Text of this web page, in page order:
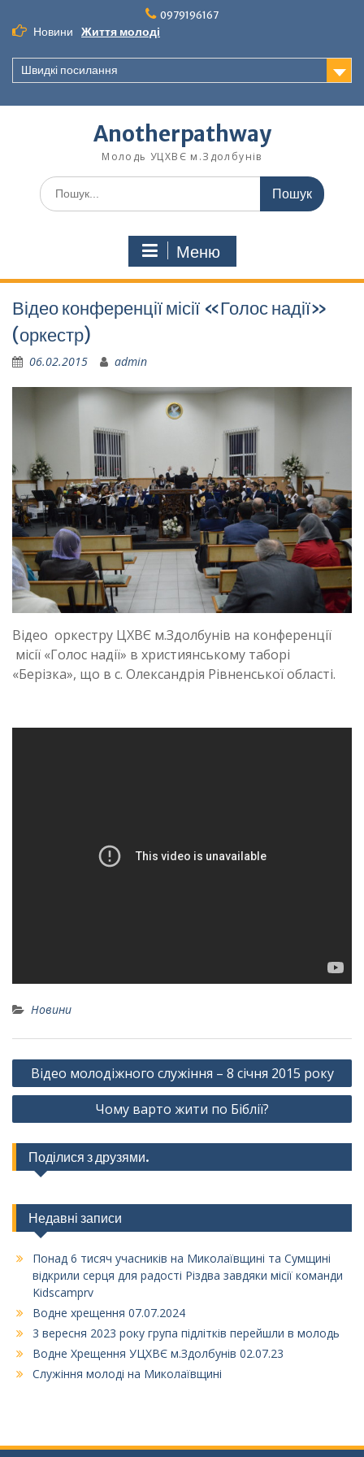
до
вмісту
0979196167
Новини Життя молоді
Швидкі посилання
Anotherpathway
Молодь УЦХВЄ м.Здолбунів
Шукати:
Меню
Відео конференції місії «Голос надії»
(оркестр)
06.02.2015 admin
Відео оркестру ЦХВЄ м.Здолбунів на конференції
місії «Голос надії» в християнському таборі
«Берізка», що в с. Олександрія Рівненської області.
Новини
Навігація
записів
Відео молодіжного служіння – 8 січня 2015 року
Чому варто жити по Біблії?
Поділися з друзями.
Недавні записи
Понад 6 тисяч учасників на Миколаївщині та Сумщині
відкрили серця для радості Різдва завдяки місії команди
Kidscamprv
Водне хрещення 07.07.2024
3 вересня 2023 року група підлітків перейшли в молодь
Водне Хрещення УЦХВЄ м.Здолбунів 02.07.23
Служіння молоді на Миколаївщині